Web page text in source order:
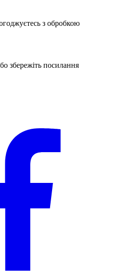
з обробкою
збережіть посилання